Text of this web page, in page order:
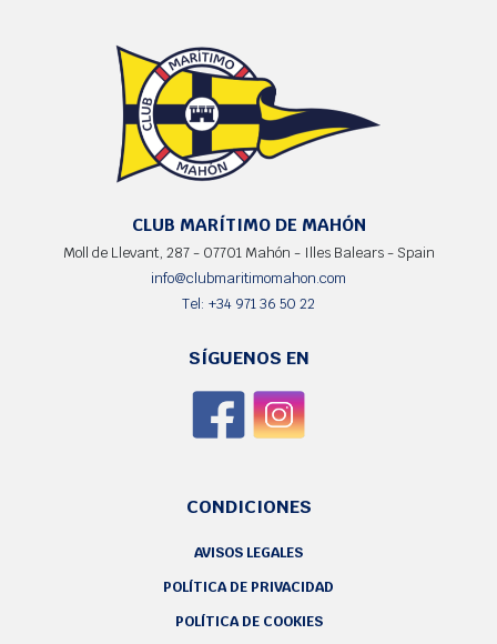
CLUB MARÍTIMO DE MAHÓN
Moll de Llevant, 287 - 07701 Mahón - Illes Balears - Spain
info@clubmaritimomahon.com
Tel: +34 971 36 50 22
SÍGUENOS EN
CONDICIONES
AVISOS LEGALES
POLÍTICA DE PRIVACIDAD
POLÍTICA DE COOKIES